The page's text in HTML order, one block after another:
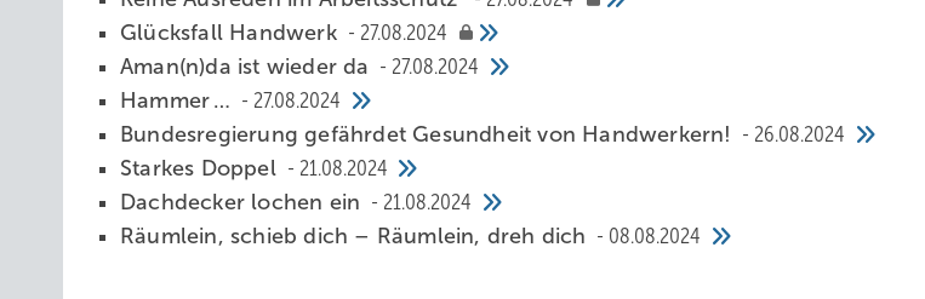
Glücksfall ­Handwer k
27.08.2024
Aman (n)da ist wieder da
27.08.2024
Hamme r …
27.08.2024
Bundesregierung gefährdet Gesundheit von Handwerkern!
26.08.2024
Starkes Doppel
21.08.2024
Dachdecker lochen ein
21.08.2024
Räumlein, schieb dich – Räumlein, dreh dich
08.08.2024